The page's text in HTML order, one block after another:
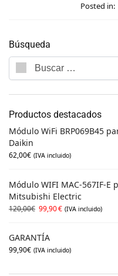
Posted in:
Búsqueda
Productos destacados
Módulo WiFi BRP069B45
Daikin
62,00€ (IVA incluido)
Módulo WIFI MAC-567IF-
Mitsubishi Electric
120,00€ 99,90€ (IVA incluido)
GARANTÍA
99,90€ (IVA incluido)